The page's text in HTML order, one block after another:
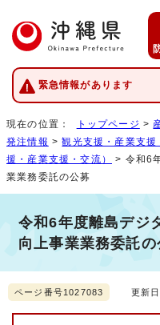
緊急情報があります
現在の位置： トップページ >
発注情報 >観光支援・産業支援
援・産業支援・交流）
> 令和6
業業務委託の公募
令和6年度離島デジ
向上事業業務委託の
ページ番号1027083 更新日